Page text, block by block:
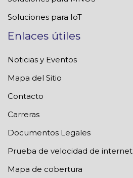
Soluciones para IoT
Enlaces útiles
Noticias y Eventos
Mapa del Sitio
Contacto
Carreras
Documentos Legales
Prueba de velocidad de internet
Mapa de cobertura